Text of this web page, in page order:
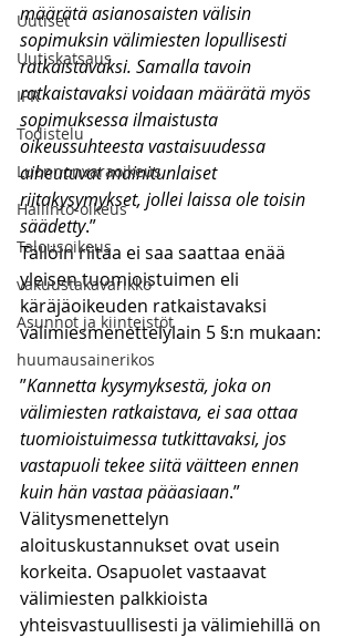
Uutiset
Uutiskatsaus
IPR
Todistelu
Luonnonvaraoikeus
Hallinto-oikeus
Talousoikeus
vakuustakavarikko
Asunnot ja kiinteistöt
huumausainerikos
määrätä asianosaisten välisin
sopimuksin välimiesten lopullisesti
ratkaistavaksi. Samalla tavoin
ratkaistavaksi voidaan määrätä myös
sopimuksessa ilmaistusta
oikeussuhteesta vastaisuudessa
aiheutuvat mainitunlaiset
riitakysymykset, jollei laissa ole toisin
säädetty.”
Tällöin riitaa ei saa saattaa enää
yleisen tuomioistuimen eli
käräjäoikeuden ratkaistavaksi
välimiesmenettelylain 5 §:n mukaan:
”Kannetta kysymyksestä, joka on
välimiesten ratkaistava, ei saa ottaa
tuomioistuimessa tutkittavaksi, jos
vastapuoli tekee siitä väitteen ennen
kuin hän vastaa pääasiaan.”
Välitysmenettelyn
aloituskustannukset ovat usein
korkeita. Osapuolet vastaavat
välimiesten palkkioista
yhteisvastuullisesti ja välimiehillä on